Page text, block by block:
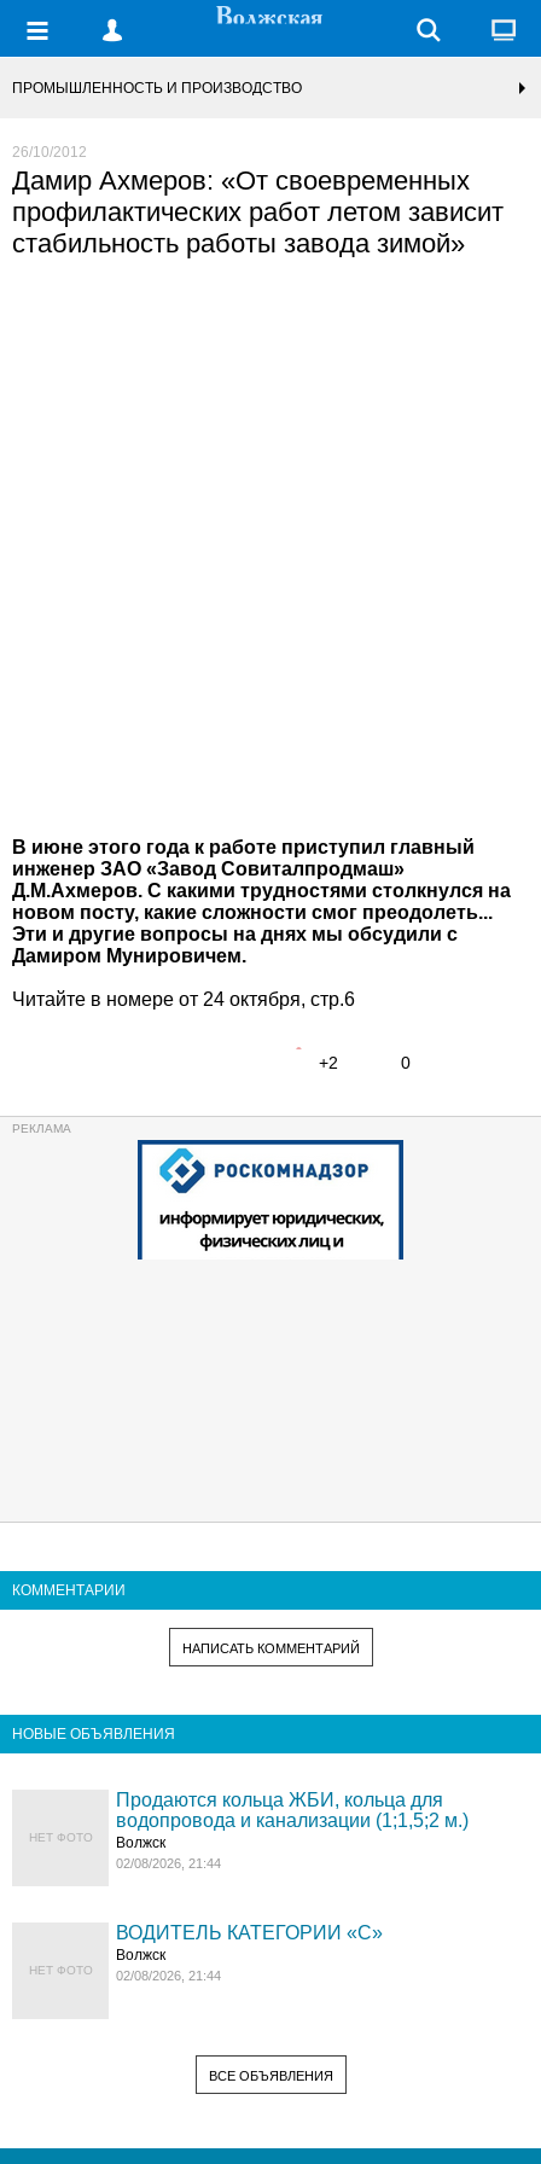
ПРОМЫШЛЕННОСТЬ И ПРОИЗВОДСТВО
26/10/2012
Дамир Ахмеров: «От своевременных
профилактических работ летом зависит
стабильность работы завода зимой»
В июне этого года к работе приступил главный
инженер ЗАО «Завод Совиталпродмаш»
Д.М.Ахмеров. С какими трудностями столкнулся на
новом посту, какие сложности смог преодолеть...
Эти и другие вопросы на днях мы обсудили с
Дамиром Мунировичем.
Читайте в номере от 24 октября, стр.6
+2 0
КОММЕНТАРИИ
НАПИСАТЬ КОММЕНТАРИЙ
НОВЫЕ ОБЪЯВЛЕНИЯ
НЕТ ФОТО
Продаются кольца ЖБИ, кольца для
водопровода и канализации (1;1,5;2 м.)
Волжск
02/08/2026, 21:44
НЕТ ФОТО
ВОДИТЕЛЬ КАТЕГОРИИ «C»
Волжск
02/08/2026, 21:44
ВСЕ ОБЪЯВЛЕНИЯ